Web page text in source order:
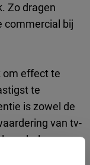
Zo dragen
commercial bij
om effect te
te
is zowel de
van tv-
van belang.
is voor deze